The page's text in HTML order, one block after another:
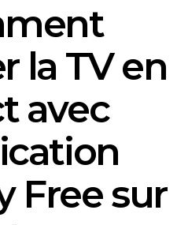
la TV en
avec
Free sur